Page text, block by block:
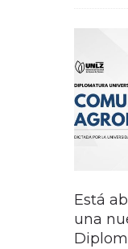
Está
una